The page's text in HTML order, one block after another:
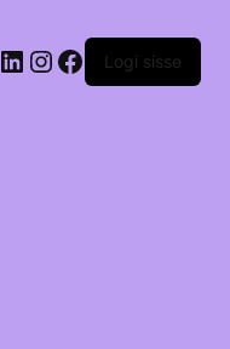
LinkedIn
Instagram
Facebook
Logi sisse